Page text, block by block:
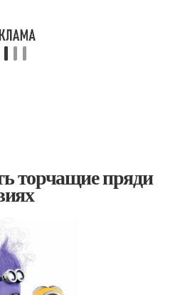
торчащие пряди